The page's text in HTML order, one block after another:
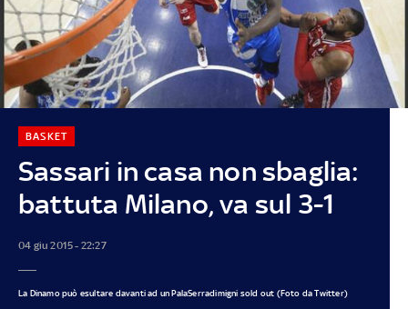
Sassari in casa non sbaglia:
battuta Milano, va sul 3-1
BASKET
04 giu 2015 - 22:27
La Dinamo può esultare davanti ad un PalaSerradimigni sold out (Foto da Twitter)